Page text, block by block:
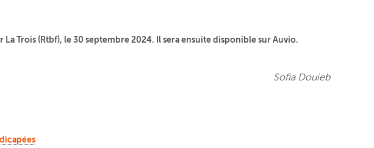
Trois (Rtbf), le 30 septembre 2024. Il sera ensuite disponible sur Auvio.
Sofia Douieb